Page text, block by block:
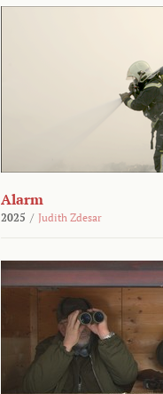
Alarm
2025 / Judith Zdesar